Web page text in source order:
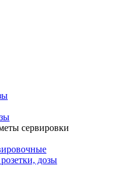
сервировки
дозы